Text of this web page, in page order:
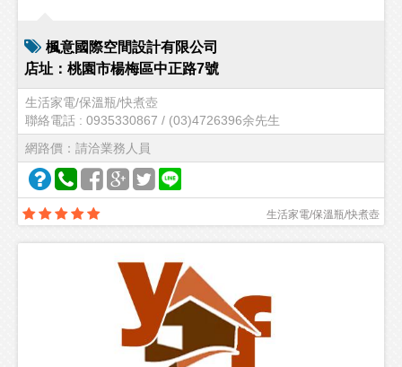
楓意國際空間設計有限公司
店址：桃園市楊梅區中正路7號
生活家電/保溫瓶/快煮壺
聯絡電話 : 0935330867 / (03)4726396余先生
網路價：請洽業務人員
生活家電/保溫瓶/快煮壺